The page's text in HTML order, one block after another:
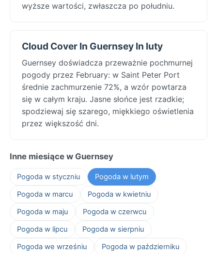
wyższe wartości, zwłaszcza po południu.
Cloud Cover In Guernsey In luty
Guernsey doświadcza przeważnie pochmurnej
pogody przez February: w Saint Peter Port
średnie zachmurzenie 72%, a wzór powtarza
się w całym kraju. Jasne słońce jest rzadkie;
spodziewaj się szarego, miękkiego oświetlenia
przez większość dni.
Inne miesiące w Guernsey
Pogoda w styczniu
Pogoda w lutym
Pogoda w marcu
Pogoda w kwietniu
Pogoda w maju
Pogoda w czerwcu
Pogoda w lipcu
Pogoda w sierpniu
Pogoda we wrześniu
Pogoda w październiku